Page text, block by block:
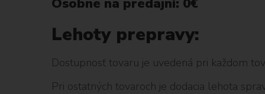
Osobne na predajni: 0€
Lehoty prepravy:
Dostupnosť tovaru je uvedená pri každom
Pri ostatných tovaroch je dodacia lehota